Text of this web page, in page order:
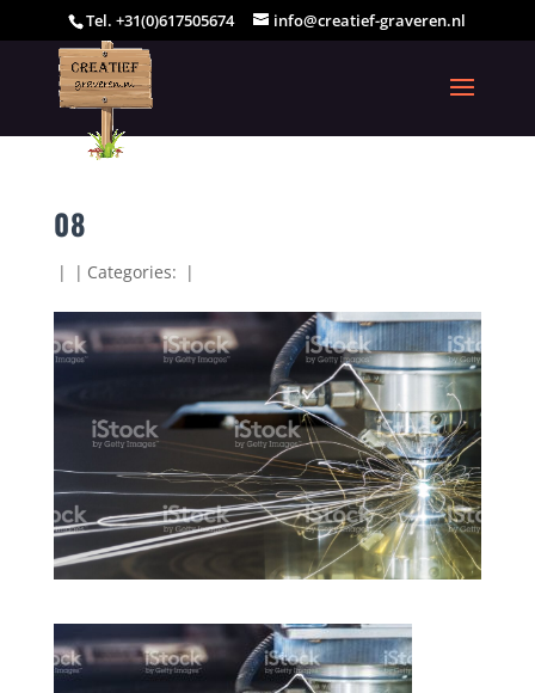
Tel. +31(0)617505674 info@creatief-graveren.nl
08
| | Categories: |